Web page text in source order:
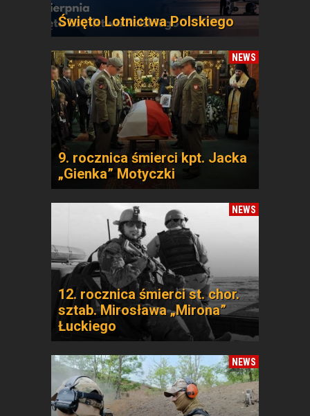
Święto Lotnictwa Polskiego
NEWS
9. rocznica śmierci kpt. Jacka
„Gienka” Motyczki
NEWS
12. rocznica śmierci st. chor.
sztab. Mirosława „Mirona”
Łuckiego
NEWS